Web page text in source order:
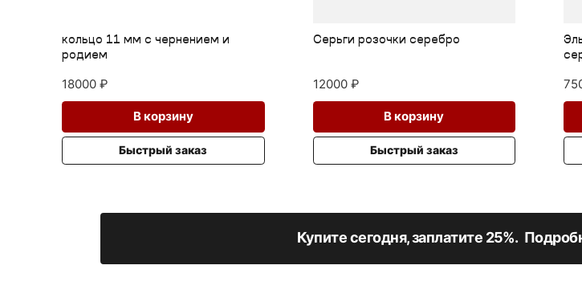
Серьги розочки серебро
12000
В корзину
Быстрый заказ
Эльфийское кольцо с фианитами
7500
Выберите параметры
Этот
товар
имеет
можно
на
Быстрый заказ
Купите сегодня, заплатите 25%.